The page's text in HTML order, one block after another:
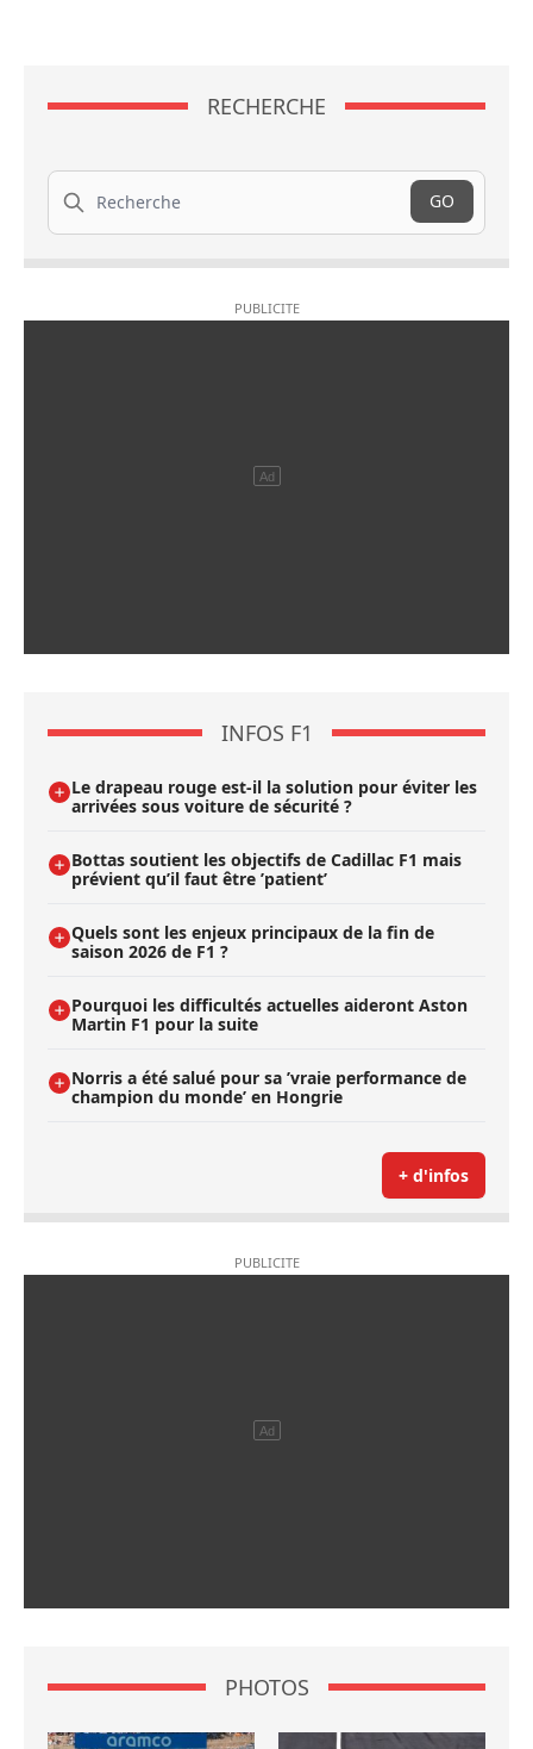
RECHERCHE
Recherche
GO
INFOS F1
Le drapeau rouge est-il la solution pour éviter les
arrivées sous voiture de sécurité ?
Bottas soutient les objectifs de Cadillac F1 mais
prévient qu’il faut être ’patient’
Quels sont les enjeux principaux de la fin de
saison 2026 de F1 ?
Pourquoi les difficultés actuelles aideront Aston
Martin F1 pour la suite
Norris a été salué pour sa ’vraie performance de
champion du monde’ en Hongrie
+ d'infos
PHOTOS